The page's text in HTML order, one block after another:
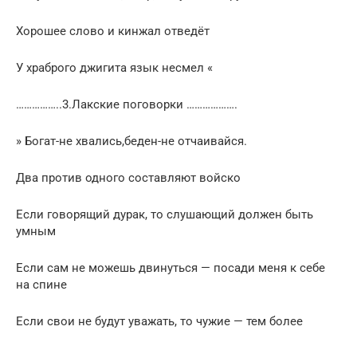
Хорошее слово и кинжал отведёт
У храброго джигита язык несмел «
……………..3.Лакские поговорки ……………….
» Богат-не хвались,беден-не отчаивайся.
Два против одного составляют войско
Если говорящий дурак, то слушающий должен быть
умным
Если сам не можешь двинуться — посади меня к себе
на спине
Если свои не будут уважать, то чужие — тем более